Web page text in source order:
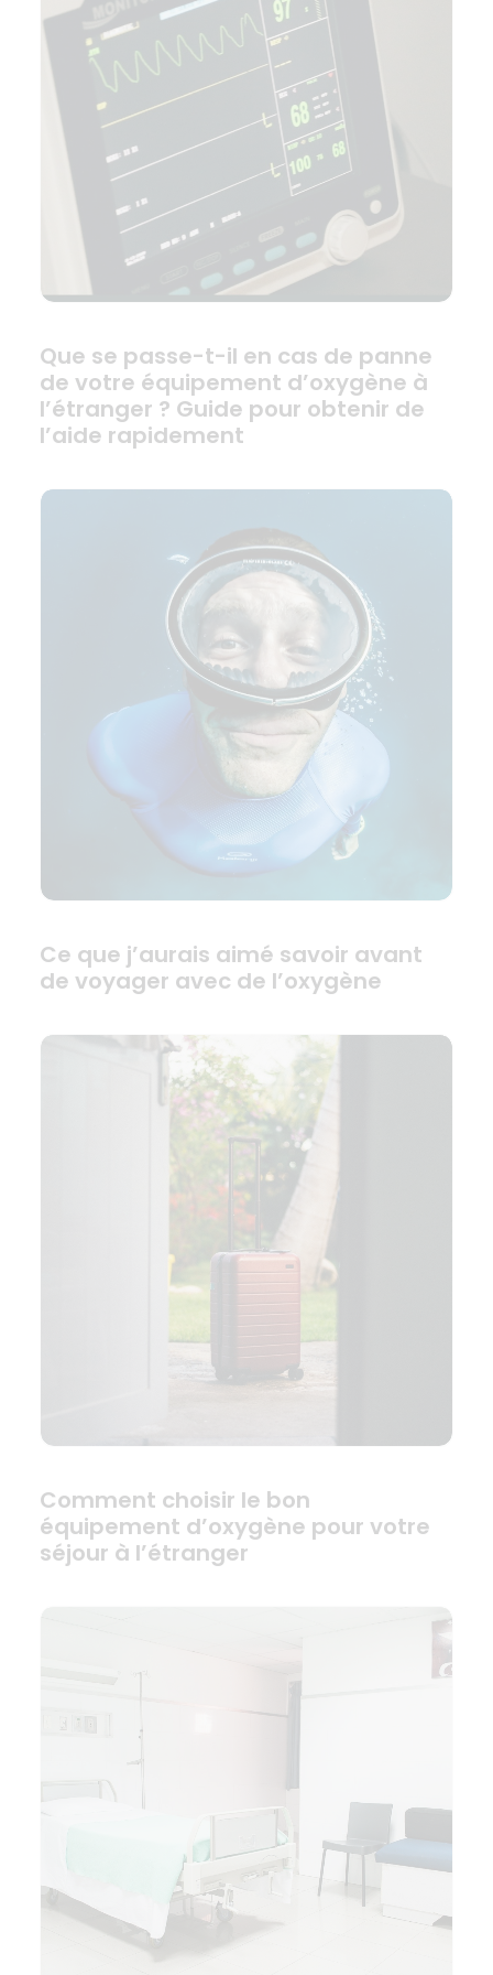
Que se passe-t-il en cas de panne
de votre équipement d’oxygène à
l’étranger ? Guide pour obtenir de
l’aide rapidement
Ce que j’aurais aimé savoir avant
de voyager avec de l’oxygène
Comment choisir le bon
équipement d’oxygène pour votre
séjour à l’étranger